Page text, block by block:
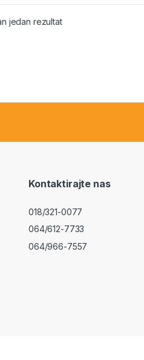
jedan rezultat
Kontaktirajte nas
018/321-0077
064/612-7733
064/966-7557